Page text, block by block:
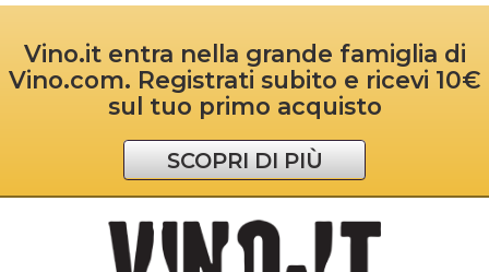
Vino.it entra nella grande famiglia di
Vino.com. Registrati subito e ricevi 10€
sul tuo primo acquisto
SCOPRI DI PIÙ